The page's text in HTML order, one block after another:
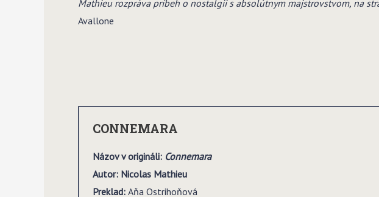
Mathieu rozpráva príbeh o nostalgii s absolútnym majstrovstvom, na
Avallone
CONNEMARA
Názov v origináli: Connemara
Autor: Nicolas Mathieu
Preklad: Aňa Ostrihoňová